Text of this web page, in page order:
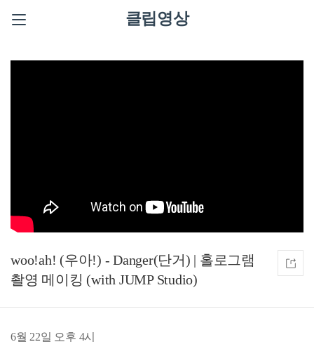
클립영상
woo!ah! (우아!) - Danger(단거) | 홀로그램
촬영 메이킹 (with JUMP Studio)
6월 22일 오후 4시